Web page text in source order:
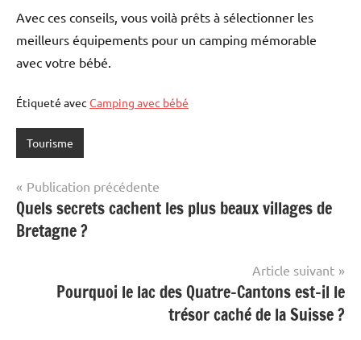
Avec ces conseils, vous voilà prêts à sélectionner les
meilleurs équipements pour un camping mémorable
avec votre bébé.
Étiqueté avec Camping avec bébé
Tourisme
Navigation
de
l’article
Publication précédente
Quels secrets cachent les plus beaux villages de
Bretagne ?
Article suivant
Pourquoi le lac des Quatre-Cantons est-il le
trésor caché de la Suisse ?